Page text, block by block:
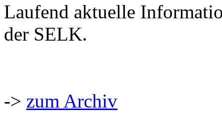
Laufend aktuelle
der SELK.
-> zum Archiv